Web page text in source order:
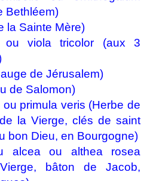
Bethléem)
la Sainte Mère)
ou viola tricolor (aux 3
de Jérusalem)
de Salomon)
primula veris (Herbe de
la Vierge, clés de saint
bon Dieu, en Bourgogne)
alcea ou althea rosea
bâton de Jacob,